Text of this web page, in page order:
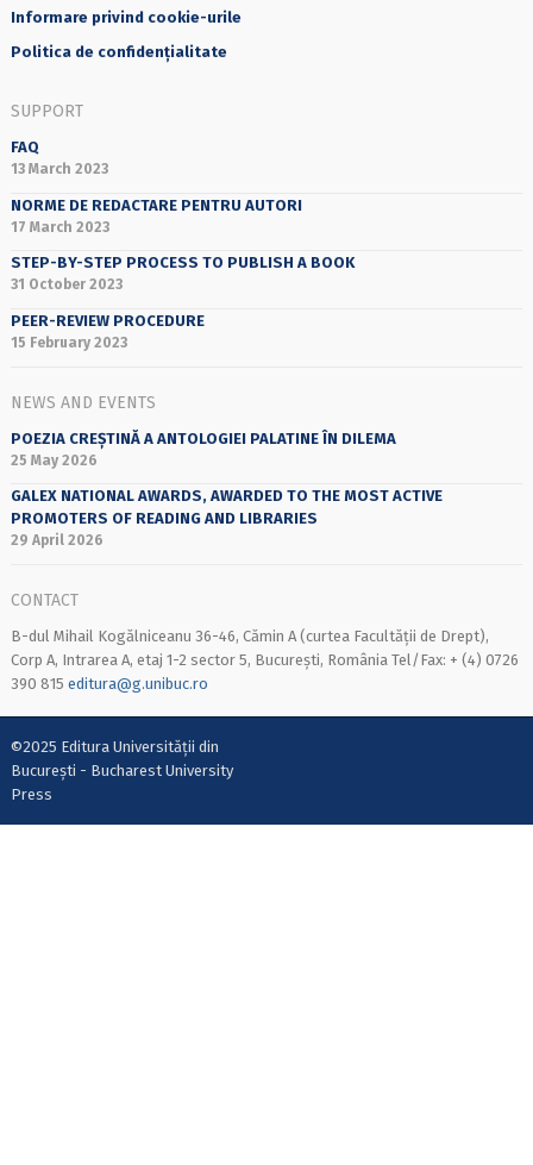
Informare privind cookie-urile
Politica de confidențialitate
SUPPORT
FAQ
13 March 2023
NORME DE REDACTARE PENTRU AUTORI
17 March 2023
STEP-BY-STEP PROCESS TO PUBLISH A BOOK
31 October 2023
PEER-REVIEW PROCEDURE
15 February 2023
NEWS AND EVENTS
POEZIA CREȘTINĂ A ANTOLOGIEI PALATINE ÎN DILEMA
25 May 2026
GALEX NATIONAL AWARDS, AWARDED TO THE MOST ACTIVE
PROMOTERS OF READING AND LIBRARIES
29 April 2026
CONTACT
B-dul Mihail Kogălniceanu 36-46, Cămin A (curtea Facultății de Drept),
Corp A, Intrarea A, etaj 1-2 sector 5, București, România Tel/Fax: + (4) 0726
390 815 editura@g.unibuc.ro
©2025 Editura Universității din
București - Bucharest University
Press